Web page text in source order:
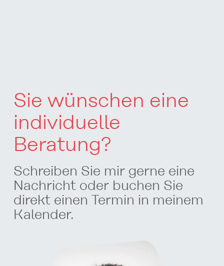
Sie wünschen eine
individuelle
Beratung?
Schreiben Sie mir gerne eine
Nachricht oder buchen Sie
direkt einen Termin in meinem
Kalender.